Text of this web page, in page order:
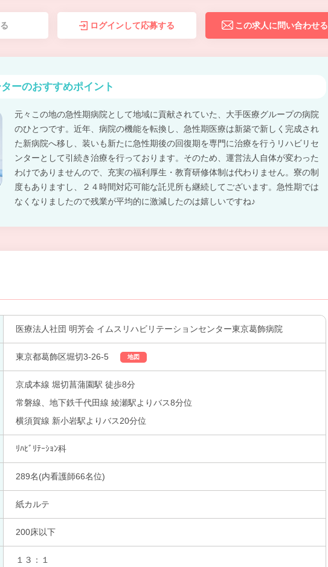
ログインして応募する この求人に問い合わせる
ーのおすすめポイント
元々この地の急性期病院として地域に貢献されていた、大手医療グループの病院
のひとつです。近年、病院の機能を転換し、急性期医療は新築で新しく完成され
た新病院へ移し、装いも新たに急性期後の回復期を専門に治療を行うリハビリセ
ンターとして引続き治療を行っております。そのため、運営法人自体が変わった
わけでありませんので、充実の福利厚生・教育研修体制は代わりません。寮の制
度もありますし、２４時間対応可能な託児所も継続してございます。急性期では
なくなりましたので残業が平均的に激減したのは嬉しいですね♪
医療法人社団 明芳会 イムスリハビリテーションセンター東京葛飾病院
東京都葛飾区堀切3-26-5 地図
京成本線 堀切菖蒲園駅 徒歩8分
常磐線、地下鉄千代田線 綾瀬駅よりバス8分位
横須賀線 新小岩駅よりバス20分位
ﾘﾊﾋﾞﾘﾃｰｼｮﾝ科
289名(内看護師66名位)
紙カルテ
200床以下
１３：１